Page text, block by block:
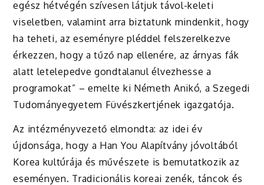
egész hétvégén szívesen látjuk távol-keleti
viseletben, valamint arra biztatunk mindenkit, hogy
ha teheti, az eseményre pléddel felszerelkezve
érkezzen, hogy a tűző nap ellenére, az árnyas fák
alatt letelepedve gondtalanul élvezhesse a
programokat” – emelte ki Németh Anikó, a Szegedi
Tudományegyetem Füvészkertjének igazgatója.
Az intézményvezető elmondta: az idei év
újdonsága, hogy a Han You Alapítvány jóvoltából
Korea kultúrája és művészete is bemutatkozik az
eseményen. Tradicionális koreai zenék, táncok és